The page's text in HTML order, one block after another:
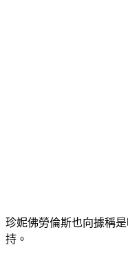
珍妮佛勞倫斯也向據稱
持。